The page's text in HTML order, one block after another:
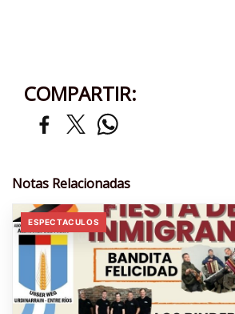
COMPARTIR:
Notas Relacionadas
ESPECTACULOS